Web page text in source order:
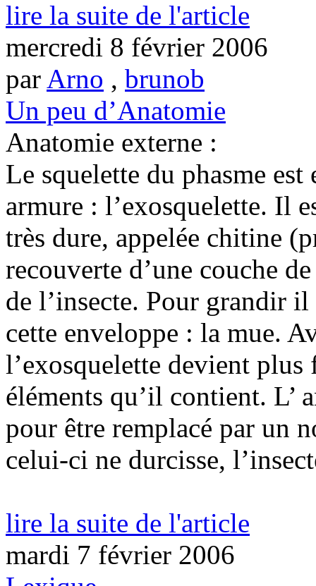
lire la suite de l'article
mercredi 8 février 2006
par Arno , brunob
Un peu d’Anatomie
Anatomie externe :
Le squelette du phasme
armure : l’exosquelette. Il
très dure, appelée chitine
recouverte d’une couche
de l’insecte. Pour grandir il
cette enveloppe : la mue.
l’exosquelette devient plus
éléments qu’il contient. L’
pour être remplacé par un
celui-ci ne durcisse,
lire la suite de l'article
mardi 7 février 2006